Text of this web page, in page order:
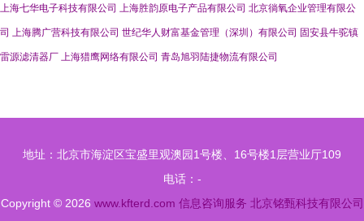
上海七华电子科技有限公司 上海胜韵原电子产品有限公司 北京徜氧企业管理有限公
司 上海腾广营科技有限公司 世纪华人财富基金管理（深圳）有限公司 固安县牛驼镇
雷源滤清器厂 上海猎鹰网络有限公司 青岛旭羽陆捷物流有限公司
地址：北京市海淀区宝盛里观澳园1号楼、16号楼1层营业厅109
电话：-
Copyright © 2026 www.kfterd.com 信息咨询服务 北京铭甄科技有限公司